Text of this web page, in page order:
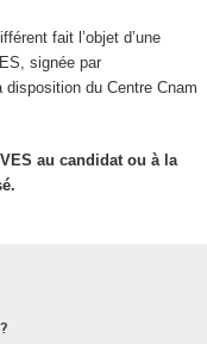
fait l’objet d’une
signée par
du Centre Cnam
au candidat ou à la